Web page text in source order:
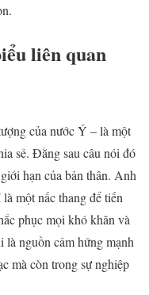
liên quan
của nước Ý – là một
sẻ. Đằng sau câu nói đó
hạn của bản thân. Anh
một nấc thang để tiến
phục mọi khó khăn và
nguồn cảm hứng mạnh
mà còn trong sự nghiệp